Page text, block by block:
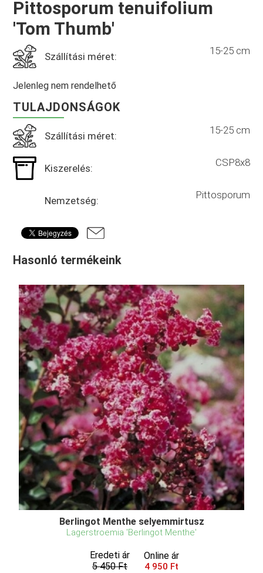
Pittosporum tenuifolium
'Tom Thumb'
Szállítási méret: 15-25 cm
Jelenleg nem rendelhető
TULAJDONSÁGOK
Szállítási méret: 15-25 cm
Kiszerelés: CSP8x8
Nemzetség: Pittosporum
Hasonló termékeink
Berlingot Menthe selyemmirtusz
Lagerstroemia 'Berlingot Menthe'
Eredeti ár
5 450 Ft
Online ár
4 950 Ft